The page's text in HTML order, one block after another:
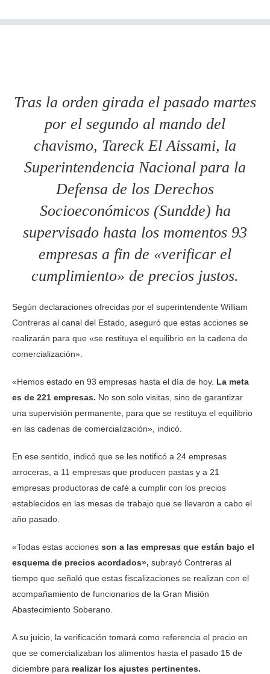
Tras la orden girada el pasado martes
por el segundo al mando del
chavismo, Tareck El Aissami, la
Superintendencia Nacional para la
Defensa de los Derechos
Socioeconómicos (Sundde) ha
supervisado hasta los momentos 93
empresas a fin de «verificar el
cumplimiento» de precios justos.
Según declaraciones ofrecidas por el superintendente William
Contreras al canal del Estado, aseguró que estas acciones se
realizarán para que «se restituya el equilibrio en la cadena de
comercialización».
«Hemos estado en 93 empresas hasta el día de hoy. La meta
es de 221 empresas. No son solo visitas, sino de garantizar
una supervisión permanente, para que se restituya el equilibrio
en las cadenas de comercialización», indicó.
En ese sentido, indicó que se les notificó a 24 empresas
arroceras, a 11 empresas que producen pastas y a 21
empresas productoras de café a cumplir con los precios
establecidos en las mesas de trabajo que se llevaron a cabo el
año pasado.
«Todas estas acciones son a las empresas que están bajo el
esquema de precios acordados», subrayó Contreras al
tiempo que señaló que estas fiscalizaciones se realizan con el
acompañamiento de funcionarios de la Gran Misión
Abastecimiento Soberano.
A su juicio, la verificación tomará como referencia el precio en
que se comercializaban los alimentos hasta el pasado 15 de
diciembre para realizar los ajustes pertinentes.